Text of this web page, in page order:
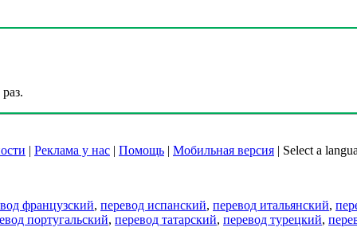
| Реклама у нас | Помощь | Мобильная версия | Select a
французский, перевод испанский, перевод итальянский,
португальский, перевод татарский, перевод турецкий,